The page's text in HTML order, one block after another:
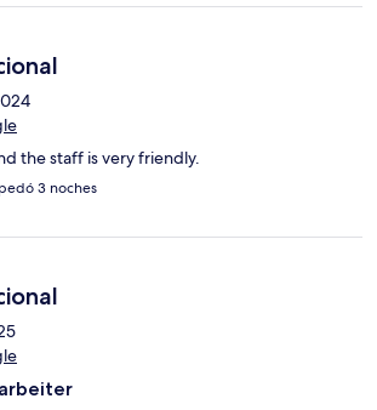
tanto de Gijón como de Oviedo, pero
Para no repetir!. Saludos
the staff is very friendly.
3 noches